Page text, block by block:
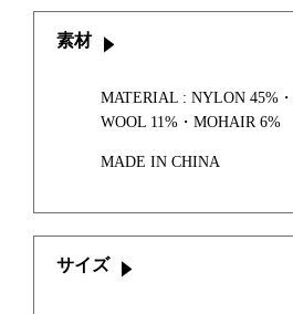
素材
MATERIAL : NYLON 45%
WOOL 11%・MOHAIR 6%
MADE IN CHINA
サイズ